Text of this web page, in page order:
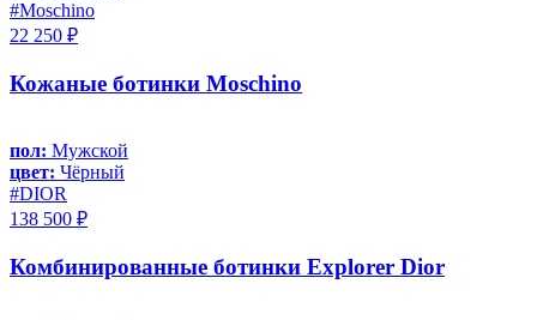
#Moschino
22 250 ₽
Кожаные ботинки Moschino
пол: Мужской
цвет: Чёрный
#DIOR
138 500 ₽
Комбинированные ботинки Explorer Dior